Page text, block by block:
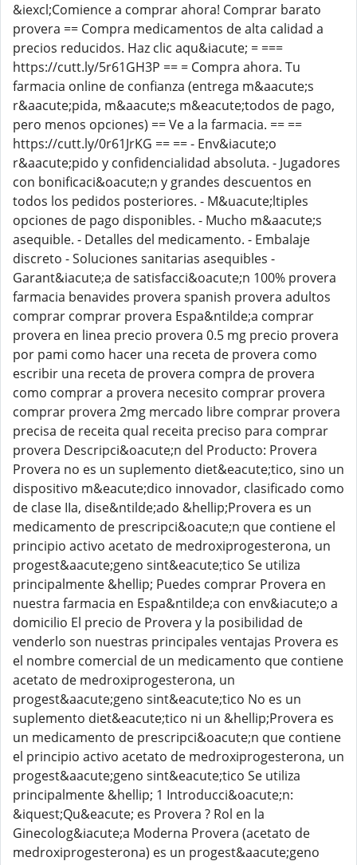
&iexcl;Comience a comprar ahora! Comprar barato
provera == Compra medicamentos de alta calidad a
precios reducidos. Haz clic aqu&iacute; = ===
https://cutt.ly/5r61GH3P == = Compra ahora. Tu
farmacia online de confianza (entrega m&aacute;s
r&aacute;pida, m&aacute;s m&eacute;todos de pago,
pero menos opciones) == Ve a la farmacia. == ==
https://cutt.ly/0r61JrKG == == - Env&iacute;o
r&aacute;pido y confidencialidad absoluta. - Jugadores
con bonificaci&oacute;n y grandes descuentos en
todos los pedidos posteriores. - M&uacute;ltiples
opciones de pago disponibles. - Mucho m&aacute;s
asequible. - Detalles del medicamento. - Embalaje
discreto - Soluciones sanitarias asequibles -
Garant&iacute;a de satisfacci&oacute;n 100% provera
farmacia benavides provera spanish provera adultos
comprar comprar provera Espa&ntilde;a comprar
provera en linea precio provera 0.5 mg precio provera
por pami como hacer una receta de provera como
escribir una receta de provera compra de provera
como comprar a provera necesito comprar provera
comprar provera 2mg mercado libre comprar provera
precisa de receita qual receita preciso para comprar
provera Descripci&oacute;n del Producto: Provera
Provera no es un suplemento diet&eacute;tico, sino un
dispositivo m&eacute;dico innovador, clasificado como
de clase IIa, dise&ntilde;ado &hellip;Provera es un
medicamento de prescripci&oacute;n que contiene el
principio activo acetato de medroxiprogesterona, un
progest&aacute;geno sint&eacute;tico Se utiliza
principalmente &hellip; Puedes comprar Provera en
nuestra farmacia en Espa&ntilde;a con env&iacute;o a
domicilio El precio de Provera y la posibilidad de
venderlo son nuestras principales ventajas Provera es
el nombre comercial de un medicamento que contiene
acetato de medroxiprogesterona, un
progest&aacute;geno sint&eacute;tico No es un
suplemento diet&eacute;tico ni un &hellip;Provera es
un medicamento de prescripci&oacute;n que contiene
el principio activo acetato de medroxiprogesterona, un
progest&aacute;geno sint&eacute;tico Se utiliza
principalmente &hellip; 1 Introducci&oacute;n:
&iquest;Qu&eacute; es Provera ? Rol en la
Ginecolog&iacute;a Moderna Provera (acetato de
medroxiprogesterona) es un progest&aacute;geno